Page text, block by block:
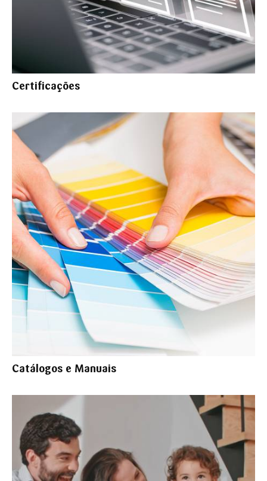
Certificações
Catálogos e Manuais